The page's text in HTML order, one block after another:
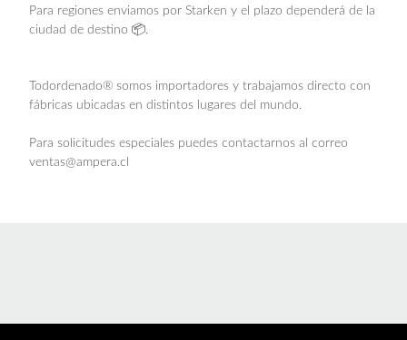
Para regiones enviamos por Starken y el plazo dependerá de la
ciudad de destino 📦.
Todordenado® somos importadores y trabajamos directo con
fábricas ubicadas en distintos lugares del mundo.
Para solicitudes especiales puedes contactarnos al correo
ventas@ampera.cl